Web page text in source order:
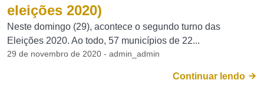
eleições 2020)
Neste domingo (29), acontece o segundo turno das
Eleições 2020. Ao todo, 57 municípios de 22...
29 de novembro de 2020 - admin_admin
Continuar lendo